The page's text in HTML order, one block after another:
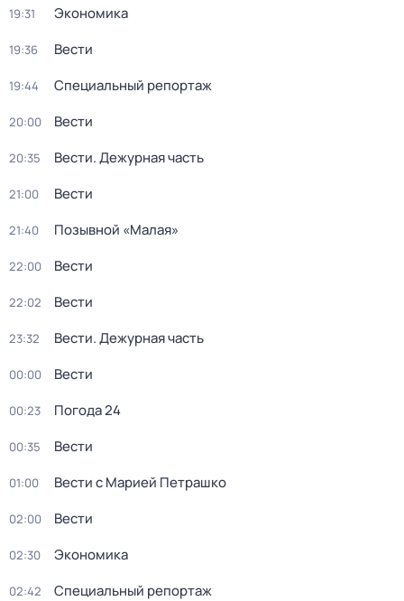
19:31 Экономика
19:36 Вести
19:44 Специальный репортаж
20:00 Вести
20:35 Вести. Дежурная часть
21:00 Вести
21:40 Позывной «Малая»
22:00 Вести
22:02 Вести
23:32 Вести. Дежурная часть
00:00 Вести
00:23 Погода 24
00:35 Вести
01:00 Вести с Марией Петрашко
02:00 Вести
02:30 Экономика
02:42 Специальный репортаж